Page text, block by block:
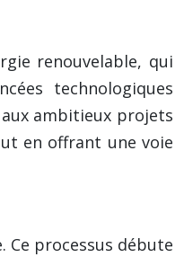
renouvelable, qui
technologiques
ambitieux projets
en offrant une voie
Ce processus débute